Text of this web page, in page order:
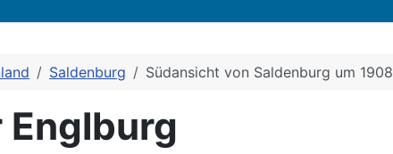
Saldenburg Südansicht von Saldenburg um 1908